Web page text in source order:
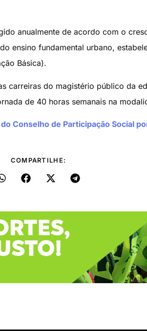
anualmente de acordo com o
ensino fundamental urbano,
Básica).
carreiras do magistério público da
de 40 horas semanais na
Conselho de Participação Social
COMPARTILHE: